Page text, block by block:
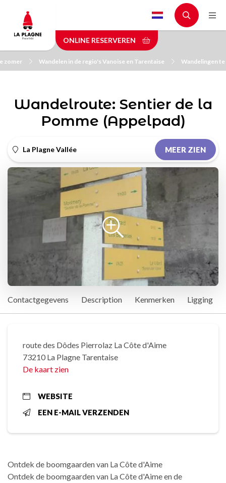
main
content
ONLINE RESERVEREN
zomer Wandelen in de regio's Vanoise en Tarentaise Wandelingen
Wandelroute: Sentier de la
Pomme (Appelpad)
La Plagne Vallée MEER ZIEN
Contactgegevens Description Kenmerken Ligging
route des Dôdes Pierrolaz La Côte d'Aime
73210 La Plagne Tarentaise
De kaart zien
WEBSITE
EEN E-MAIL VERZENDEN
Ontdek de boomgaarden van La Côte d'Aime
Ontdek de boomgaarden van La Côte d'Aime en de